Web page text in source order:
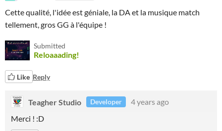
Cette qualité, l'idée est géniale, la DA et la musique match
tellement, gros GG à l'équipe !
Submitted
Reloaaading!
Like Reply
Teagher Studio Developer
4 years ago
Merci ! :D